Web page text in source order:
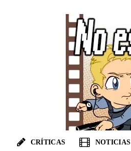
CRÍTICAS NOTICIAS